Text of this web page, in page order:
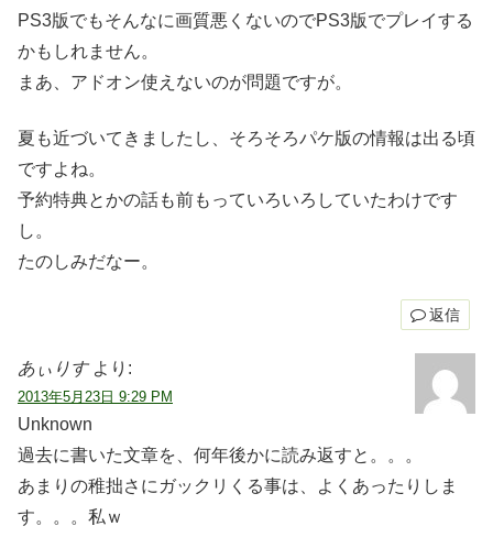
PS3版でもそんなに画質悪くないのでPS3版でプレイする
かもしれません。
まあ、アドオン使えないのが問題ですが。
夏も近づいてきましたし、そろそろパケ版の情報は出る頃
ですよね。
予約特典とかの話も前もっていろいろしていたわけです
し。
たのしみだなー。
返信
あぃりす より:
2013年5月23日 9:29 PM
Unknown
過去に書いた文章を、何年後かに読み返すと。。。
あまりの稚拙さにガックリくる事は、よくあったりしま
す。。。私ｗ